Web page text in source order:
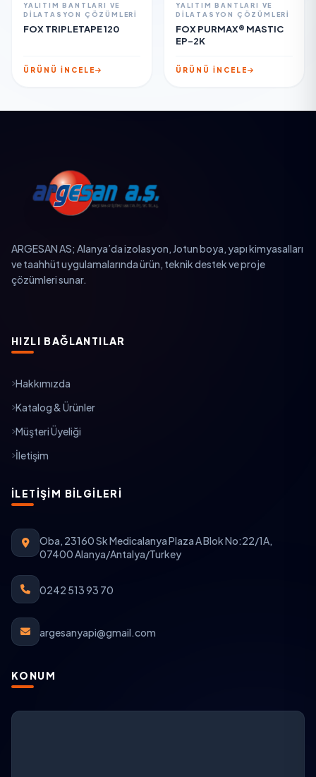
YALITIM BANTLARI VE
DILATASYON ÇÖZÜMLERI
FOX TRIPLETAPE 120
ÜRÜNÜ İNCELE
YALITIM BANTLARI VE
DILATASYON ÇÖZÜMLERI
FOX PURMAX® MASTIC
EP-2K
ÜRÜNÜ İNCELE
ARGESAN AS; Alanya’da izolasyon, Jotun boya, yapı kimyasalları
ve taahhüt uygulamalarında ürün, teknik destek ve proje
çözümleri sunar.
HIZLI BAĞLANTILAR
Hakkımızda
Katalog & Ürünler
Müşteri Üyeliği
İletişim
İLETIŞIM BILGILERI
Oba, 23160 Sk Medicalanya Plaza A Blok No:22/1A,
07400 Alanya/Antalya/Turkey
0242 513 93 70
argesanyapi@gmail.com
KONUM